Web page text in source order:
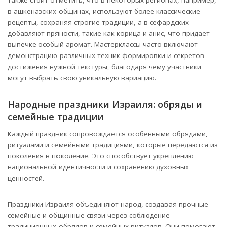
в ашкеназских общинах, используют более классические
рецепты, сохраняя строгие традиции, а в сефардских –
добавляют пряности, такие как корица и анис, что придает
выпечке особый аромат. Мастерклассы часто включают
демонстрацию различных техник формировки и секретов
достижения нужной текстуры, благодаря чему участники
могут выбрать свою уникальную вариацию.
Народные праздники Израиля: обряды и
семейные традиции
Каждый праздник сопровождается особенными обрядами,
ритуалами и семейными традициями, которые передаются из
поколения в поколение. Это способствует укреплению
национальной идентичности и сохранению духовных
ценностей.
Праздники Израиля объединяют народ, создавая прочные
семейные и общинные связи через соблюдение